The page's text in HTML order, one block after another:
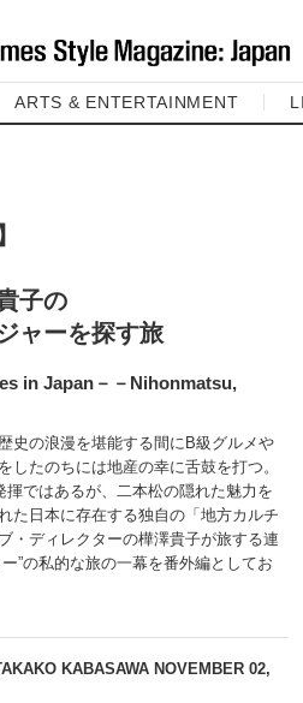
ARTS & ENTERTAINMENT
子の
ャーを探す旅
in Japan－－Nihonmatsu,
史の浪漫を堪能する間にB級グルメや
したのちには地産の幸に舌鼓を打つ。
揮ではあるが、二本松の隠れた魅力を
た日本に存在する独自の「地方カルチ
・ディレクターの樺澤貴子が旅する連
”の私的な旅の一幕を番外編としてお
KABASAWA NOVEMBER 02,